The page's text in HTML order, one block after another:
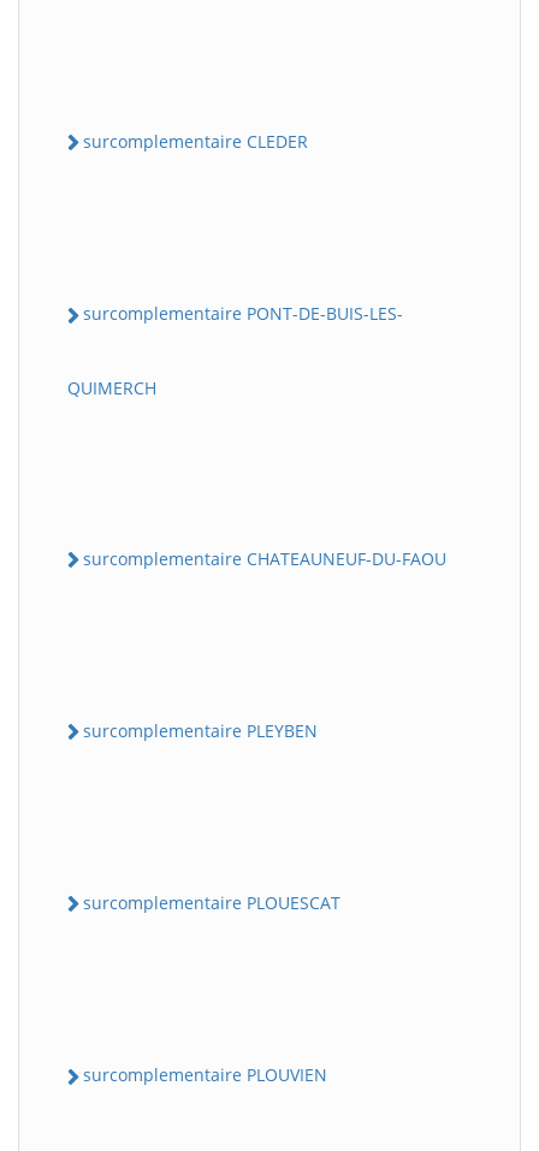
surcomplementaire CLEDER
surcomplementaire PONT-DE-BUIS-LES-
QUIMERCH
surcomplementaire CHATEAUNEUF-DU-FAOU
surcomplementaire PLEYBEN
surcomplementaire PLOUESCAT
surcomplementaire PLOUVIEN